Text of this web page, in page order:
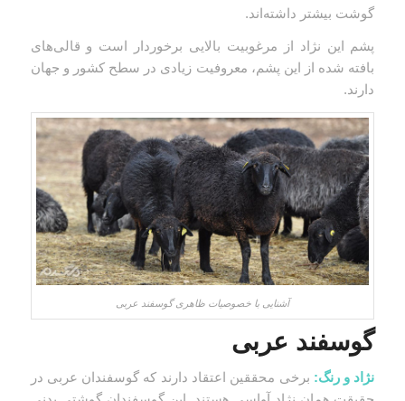
گوشت بیشتر داشته‌اند.
پشم این نژاد از مرغوبیت بالایی برخوردار است و قالی‌های
بافته شده از این پشم، معروفیت زیادی در سطح کشور و جهان
دارند.
آشنایی با خصوصیات ظاهری گوسفند عربی
گوسفند عربی
نژاد و رنگ: برخی محققین اعتقاد دارند که گوسفندان عربی در